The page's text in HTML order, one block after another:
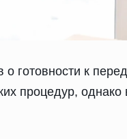
к
процедур,